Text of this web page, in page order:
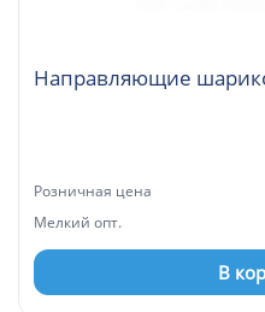
Направляющие
Розничная цена
Мелкий опт.
В